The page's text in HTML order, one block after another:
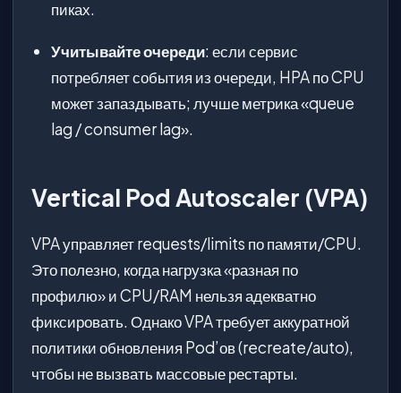
пиках.
Учитывайте очереди: если сервис
потребляет события из очереди, HPA по CPU
может запаздывать; лучше метрика «queue
lag / consumer lag».
Vertical Pod Autoscaler (VPA)
VPA управляет requests/limits по памяти/CPU.
Это полезно, когда нагрузка «разная по
профилю» и CPU/RAM нельзя адекватно
фиксировать. Однако VPA требует аккуратной
политики обновления Pod’ов (recreate/auto),
чтобы не вызвать массовые рестарты.